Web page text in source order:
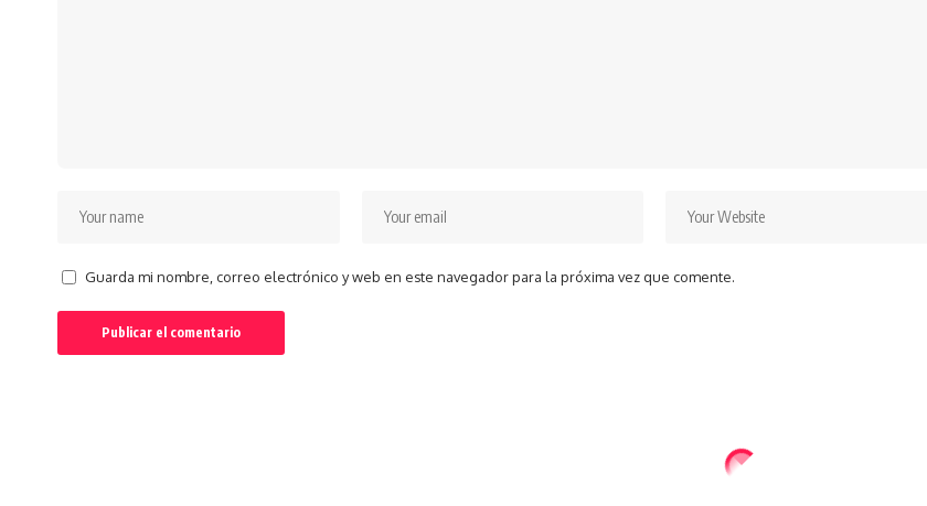
Guarda mi nombre, correo electrónico y web en este navegador para la próxima vez que comente.